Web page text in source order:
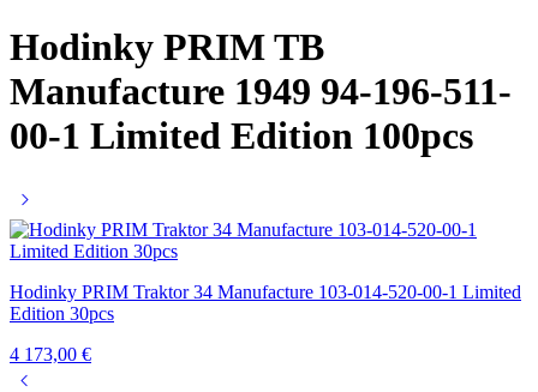
Hodinky PRIM TB
Manufacture 1949 94-196-511-
00-1 Limited Edition 100pcs
Hodinky PRIM Traktor 34 Manufacture 103-014-520-00-1 Limited
Edition 30pcs
4 173,00 €